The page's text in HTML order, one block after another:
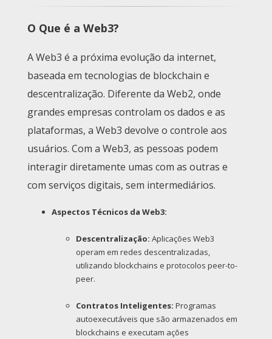
O Que é a Web3?
A Web3 é a próxima evolução da internet,
baseada em tecnologias de blockchain e
descentralização. Diferente da Web2, onde
grandes empresas controlam os dados e as
plataformas, a Web3 devolve o controle aos
usuários. Com a Web3, as pessoas podem
interagir diretamente umas com as outras e
com serviços digitais, sem intermediários.
Aspectos Técnicos da Web3:
Descentralização: Aplicações Web3
operam em redes descentralizadas,
utilizando blockchains e protocolos peer-to-
peer.
Contratos Inteligentes: Programas
autoexecutáveis que são armazenados em
blockchains e executam ações